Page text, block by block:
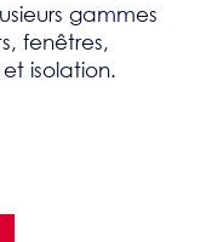
gammes
fenêtres,
isolation.